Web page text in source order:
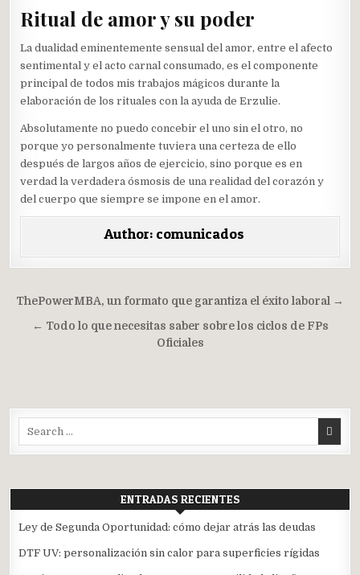
Ritual de amor y su poder
La dualidad eminentemente sensual del amor, entre el afecto
sentimental y el acto carnal consumado, es el componente
principal de todos mis trabajos mágicos durante la
elaboración de los rituales con la ayuda de Erzulie.
Absolutamente no puedo concebir el uno sin el otro, no
porque yo personalmente tuviera una certeza de ello
después de largos años de ejercicio, sino porque es en
verdad la verdadera ósmosis de una realidad del corazón y
del cuerpo que siempre se impone en el amor.
Author: comunicados
Navegación
ThePowerMBA, un formato que garantiza el éxito laboral →
← Todo lo que necesitas saber sobre los ciclos de FPs
Oficiales
ENTRADAS RECIENTES
Ley de Segunda Oportunidad: cómo dejar atrás las deudas
DTF UV: personalización sin calor para superficies rígidas